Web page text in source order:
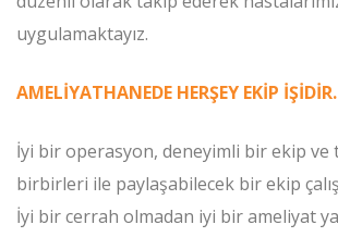
uygulamaktayız.
AMELİYATHANEDE HERŞEY EKİP
İyi bir operasyon, deneyimli bir ekip ve
birbirleri ile paylaşabilecek bir ekip
İyi bir cerrah olmadan iyi bir ameliyat